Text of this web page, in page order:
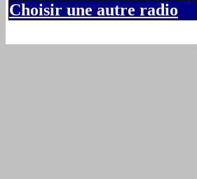
Choisir une autre radio